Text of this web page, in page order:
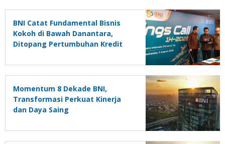
BNI Catat Fundamental Bisnis
Kokoh di Bawah Danantara,
Ditopang Pertumbuhan Kredit
Momentum 8 Dekade BNI,
Transformasi Perkuat Kinerja
dan Daya Saing